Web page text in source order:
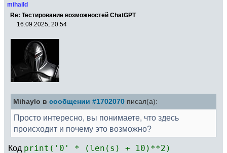
mihaild
Re: Тестирование возможностей ChatGPT
16.09.2025, 20:54
Mihaylo в сообщении #1702070 писал(а):
Просто интересно, вы понимаете, что здесь
происходит и почему это возможно?
Код print('0' * (len(s) + 10)**2)